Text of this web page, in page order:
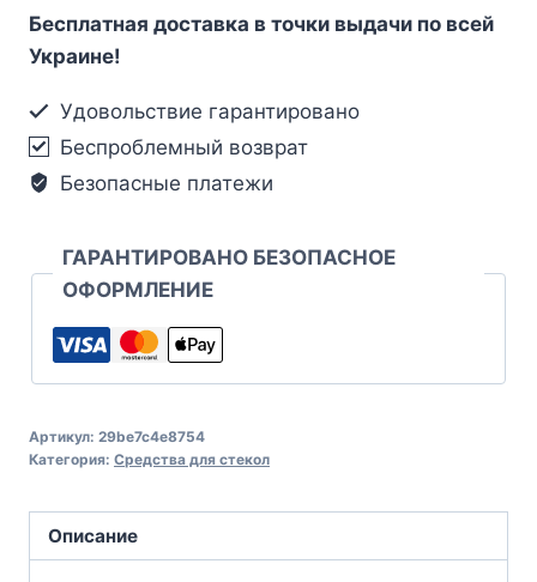
Бесплатная доставка в точки выдачи по всей
Украине!
Удовольствие гарантировано
Беспроблемный возврат
Безопасные платежи
ГАРАНТИРОВАНО БЕЗОПАСНОЕ
ОФОРМЛЕНИЕ
Артикул: 29be7c4e8754
Категория: Средства для стекол
Описание